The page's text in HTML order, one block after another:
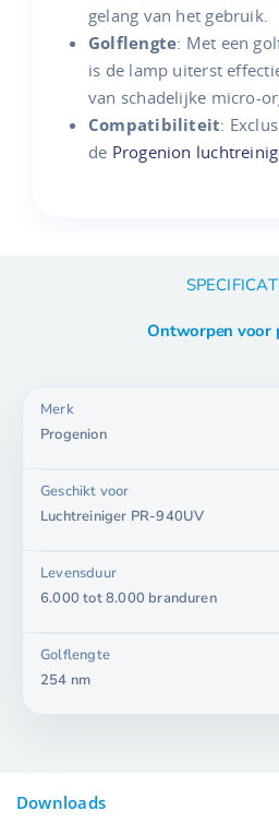
gelang van het gebruik.
Golflengte: Met een
is de lamp uiterst
van schadelijke micro-
Compatibiliteit:
de Progenion
Ontworpen voor
Merk
Progenion
Geschikt voor
Luchtreiniger PR-940UV
Levensduur
6.000 tot 8.000 branduren
Golflengte
254 nm
Downloads